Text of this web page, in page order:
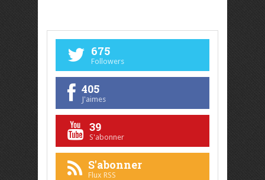
675
Followers
405
J'aimes
39
S'abonner
S'abonner
Flux RSS